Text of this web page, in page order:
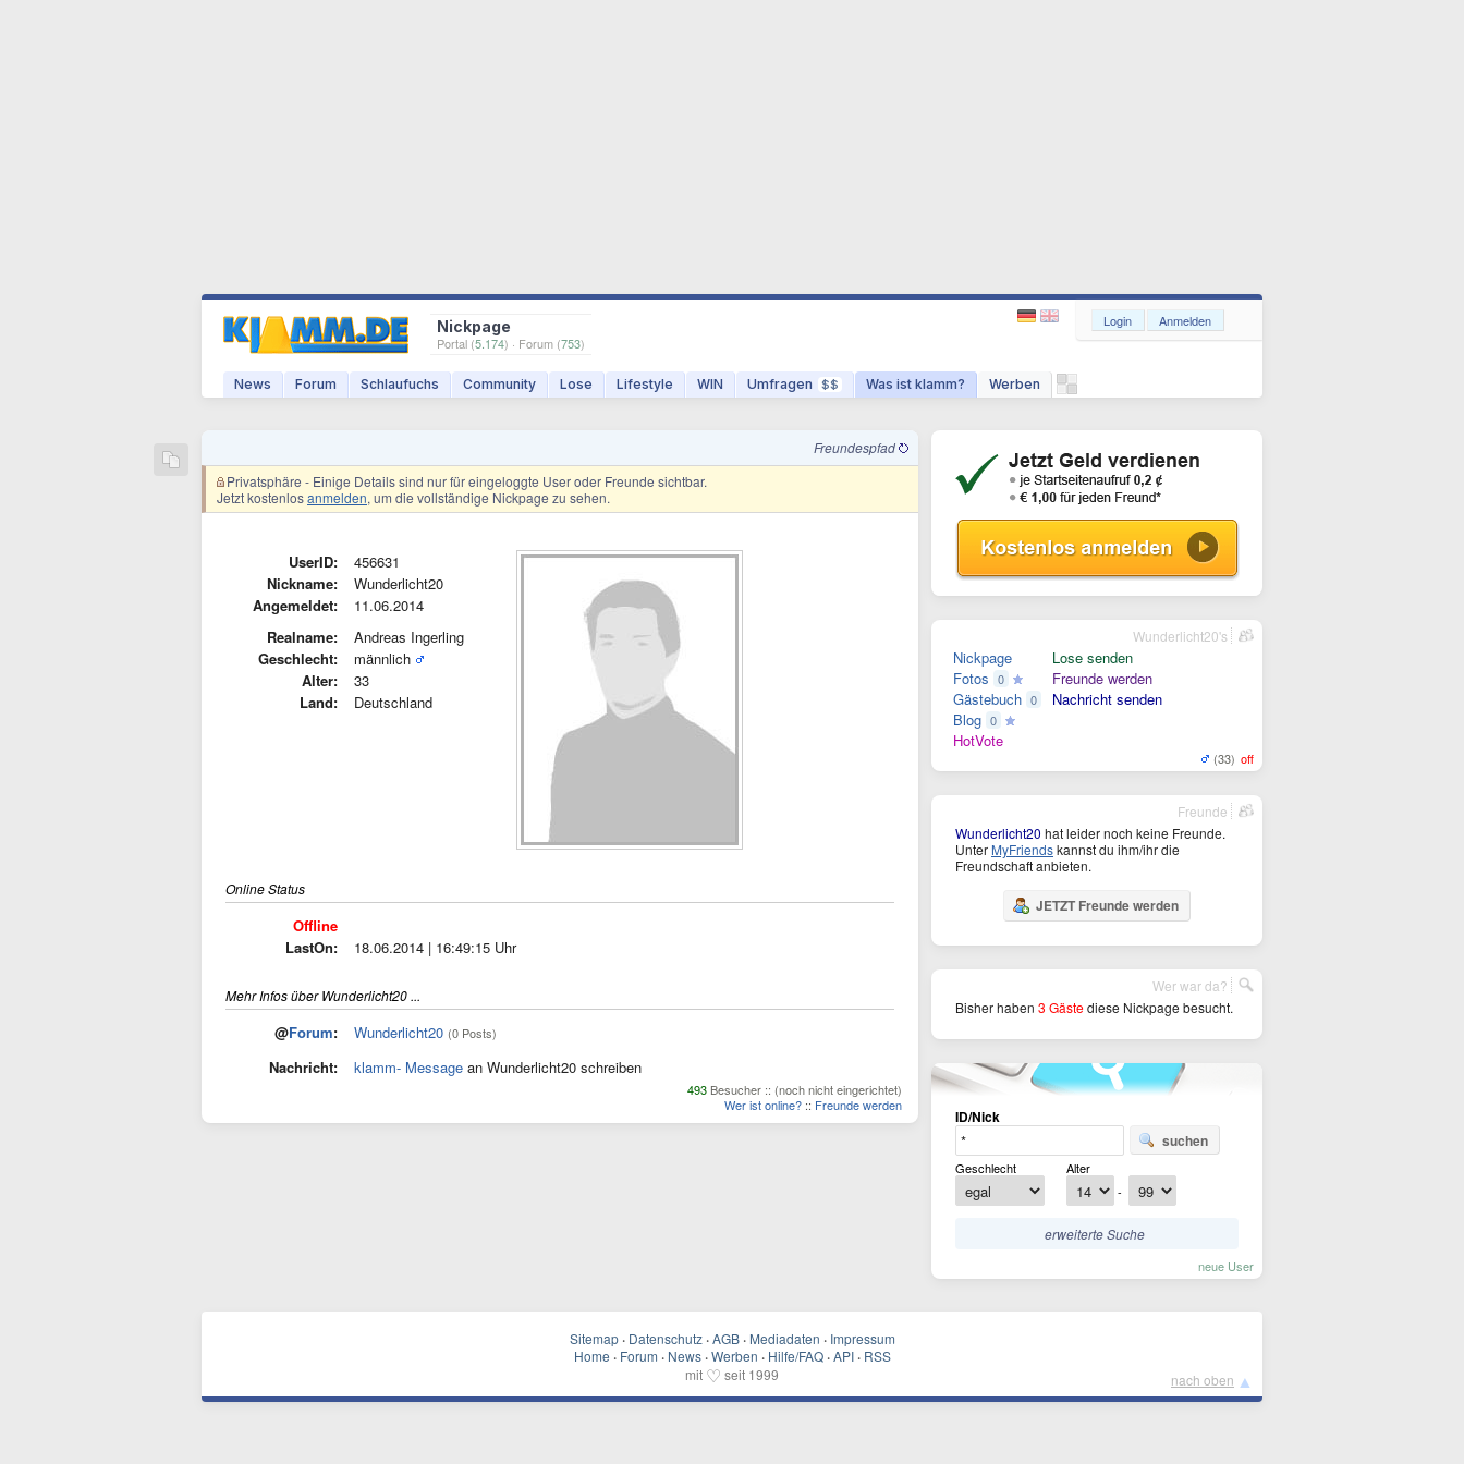
Nickpage
Portal (5.174) · Forum (753)
News Forum Schlaufuchs Community Lose Lifestyle WIN Umfragen $$ Was ist klamm? Werben
Login Anmelden
Freundespfad
Privatsphäre - Einige Details sind nur für eingeloggte User oder Freunde sichtbar.
Jetzt kostenlosanmelden, um die vollständige Nickpage zu sehen.
UserID:
456631
Nickname:
Wunderlicht20
Angemeldet:
11.06.2014
Realname:
Andreas Ingerling
Geschlecht:
männlich
Alter:
33
Land:
Deutschland
Online Status
Offline
LastOn:
18.06.2014 | 16:49:15 Uhr
Mehr Infos über Wunderlicht20 ...
@Forum: Wunderlicht20 (0 Posts)
Nachricht: klamm- Message an Wunderlicht20 schreiben
493 Besucher :: (noch nicht eingerichtet)
Wer ist online? :: Freunde werden
Nickpage
Fotos 0
Gästebuch 0
Blog 0
HotVote
Lose senden
Freunde werden
Nachricht senden
(33) off
Wunderlicht20's
Wunderlicht20 hat leider noch keine Freunde.
Unter MyFriendskannst du ihm/ihr die
Freundschaft anbieten.
JETZT Freunde werden
Freunde
Bisher haben 3 Gästediese Nickpage besucht.
Wer war da?
ID/Nick
suchen
Geschlecht
Alter
-
erweiterte Suche
neue User
Sitemap · Datenschutz · AGB · Mediadaten · Impressum
Home · Forum · News · Werben · Hilfe/FAQ · API · RSS
mit ♡ seit 1999 nach oben ▲